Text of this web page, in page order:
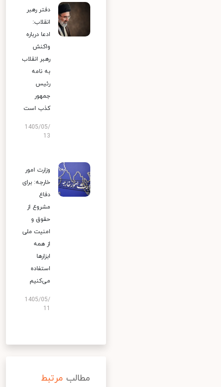
دفتر رهبر
انقلاب:
ادعا درباره
واکنش
رهبر انقلاب
به نامه
رئیس
جمهور
کذب است
1405/05/
13
وزارت امور
خارجه: برای
دفاع
مشروع از
حقوق و
امنیت ملی
از همه
ابزارها
استفاده
می‌کنیم
1405/05/
مطالب مرتبط